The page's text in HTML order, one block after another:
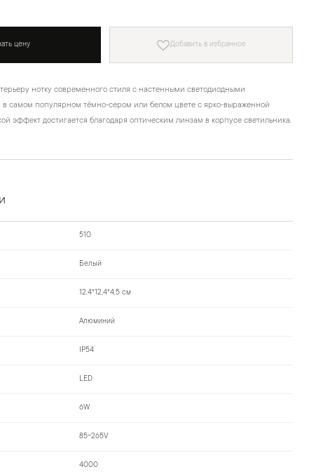
цену Добавить в избранное
нотку современного стиля с настенными светодиодными
в самом популярном тёмно-сером или белом цвете с ярко-выраженной
эффект достигается благодаря оптическим линзам в корпусе светильника.
510
Белый
12,4*12,4*4,5 см
Алюминий
IP54
LED
6W
85-265V
4000